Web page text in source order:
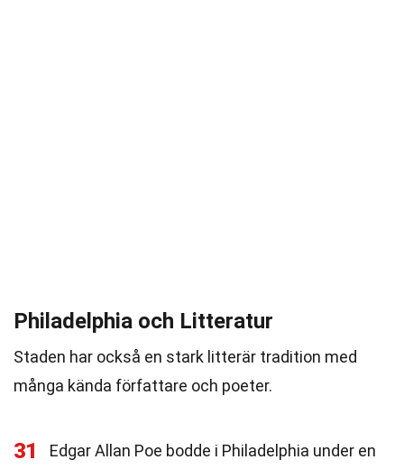
Philadelphia och Litteratur
Staden har också en stark litterär tradition med
många kända författare och poeter.
31
Edgar Allan Poe bodde i Philadelphia under en